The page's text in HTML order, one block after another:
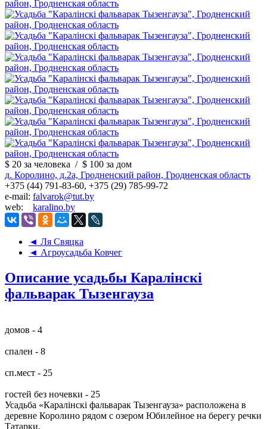
$ 20 за человека / $ 100 за дом
д. Королино, д.2а, Гродненский район, Гродненская область
+375 (44) 791-83-60, +375 (29) 785-99-72
e-mail: falvarok@tut.by
web: karalino.by
◄ Ля Свяцка
◄ Агроусадьба Ковчег
Описание усадьбы Каралiнскi
фальварак Тызенгауза
домов - 4
спален - 8
сп.мест - 25
гостей без ночевки - 25
Усадьба «Каралiнскi фальварак Тызенгауза» расположена в
деревне Королино рядом с озером Юбилейное на берегу речки
Татарки.